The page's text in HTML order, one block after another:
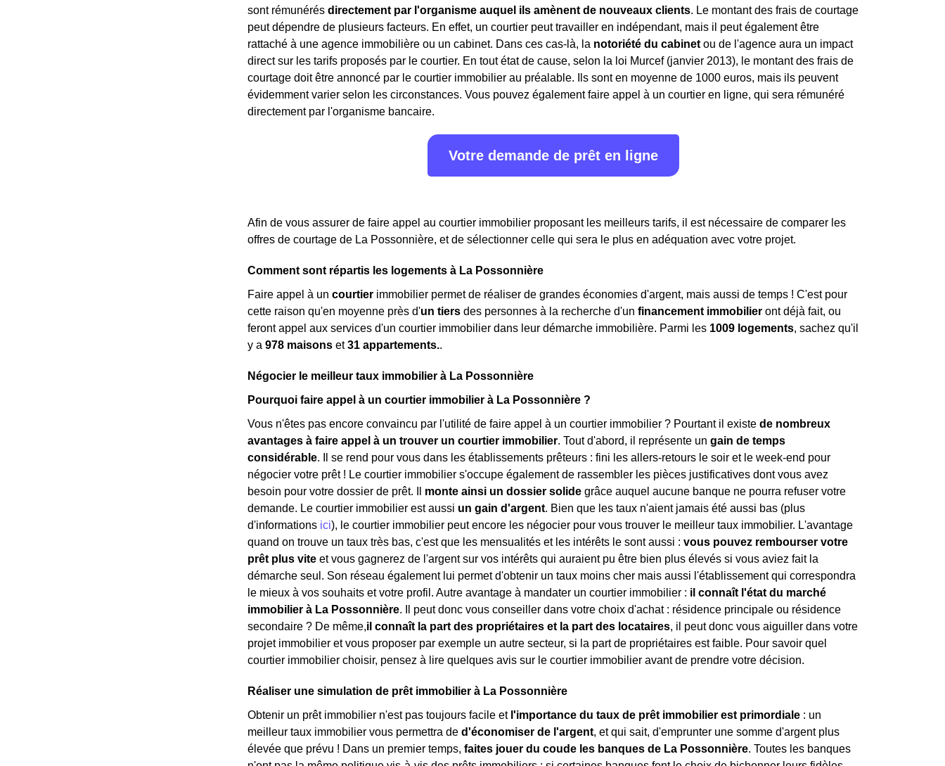
sont rémunérés directement par l'organisme auquel ils amènent de nouveaux clients. Le montant des frais de courtage
peut dépendre de plusieurs facteurs. En effet, un courtier peut travailler en indépendant, mais il peut également être
rattaché à une agence immobilière ou un cabinet. Dans ces cas-là, la notoriété du cabinet ou de l'agence aura un impact
direct sur les tarifs proposés par le courtier. En tout état de cause, selon la loi Murcef (janvier 2013), le montant des frais de
courtage doit être annoncé par le courtier immobilier au préalable. Ils sont en moyenne de 1000 euros, mais ils peuvent
évidemment varier selon les circonstances. Vous pouvez également faire appel à un courtier en ligne, qui sera rémunéré
directement par l'organisme bancaire.
Votre demande de prêt en ligne
Afin de vous assurer de faire appel au courtier immobilier proposant les meilleurs tarifs, il est nécessaire de comparer les
offres de courtage de La Possonnière, et de sélectionner celle qui sera le plus en adéquation avec votre projet.
Comment sont répartis les logements à La Possonnière
Faire appel à un courtier immobilier permet de réaliser de grandes économies d'argent, mais aussi de temps ! C'est pour
cette raison qu'en moyenne près d'un tiers des personnes à la recherche d'un financement immobilier ont déjà fait, ou
feront appel aux services d'un courtier immobilier dans leur démarche immobilière. Parmi les 1009 logements, sachez qu'il
y a 978 maisons et31 appartements..
Négocier le meilleur taux immobilier à La Possonnière
Pourquoi faire appel à un courtier immobilier à La Possonnière ?
Vous n'êtes pas encore convaincu par l'utilité de faire appel à un courtier immobilier ? Pourtant il existe de nombreux
avantages à faire appel à un trouver un courtier immobilier. Tout d'abord, il représente un gain de temps
considérable. Il se rend pour vous dans les établissements prêteurs : fini les allers-retours le soir et le week-end pour
négocier votre prêt ! Le courtier immobilier s'occupe également de rassembler les pièces justificatives dont vous avez
besoin pour votre dossier de prêt. Il monte ainsi un dossier solide grâce auquel aucune banque ne pourra refuser votre
demande. Le courtier immobilier est aussi un gain d'argent. Bien que les taux n'aient jamais été aussi bas (plus
d'informations ici), le courtier immobilier peut encore les négocier pour vous trouver le meilleur taux immobilier. L'avantage
quand on trouve un taux très bas, c'est que les mensualités et les intérêts le sont aussi : vous pouvez rembourser votre
prêt plus vite et vous gagnerez de l'argent sur vos intérêts qui auraient pu être bien plus élevés si vous aviez fait la
démarche seul. Son réseau également lui permet d'obtenir un taux moins cher mais aussi l'établissement qui correspondra
le mieux à vos souhaits et votre profil. Autre avantage à mandater un courtier immobilier : il connaît l'état du marché
immobilier à La Possonnière. Il peut donc vous conseiller dans votre choix d'achat : résidence principale ou résidence
secondaire ? De même,il connaît la part des propriétaires et la part des locataires, il peut donc vous aiguiller dans votre
projet immobilier et vous proposer par exemple un autre secteur, si la part de propriétaires est faible. Pour savoir quel
courtier immobilier choisir, pensez à lire quelques avis sur le courtier immobilier avant de prendre votre décision.
Réaliser une simulation de prêt immobilier à La Possonnière
Obtenir un prêt immobilier n'est pas toujours facile et l'importance du taux de prêt immobilier est primordiale : un
meilleur taux immobilier vous permettra de d'économiser de l'argent, et qui sait, d'emprunter une somme d'argent plus
élevée que prévu ! Dans un premier temps, faites jouer du coude les banques de La Possonnière. Toutes les banques